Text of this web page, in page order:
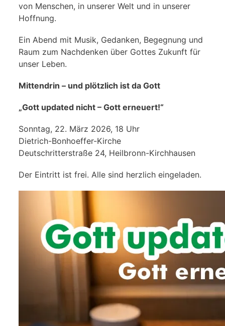
von Menschen, in unserer Welt und in unserer
Hoffnung.
Ein Abend mit Musik, Gedanken, Begegnung und
Raum zum Nachdenken über Gottes Zukunft für
unser Leben.
Mittendrin – und plötzlich ist da Gott
„Gott updated nicht – Gott erneuert!“
Sonntag, 22. März 2026, 18 Uhr
Dietrich-Bonhoeffer-Kirche
Deutschritterstraße 24, Heilbronn-Kirchhausen
Der Eintritt ist frei. Alle sind herzlich eingeladen.